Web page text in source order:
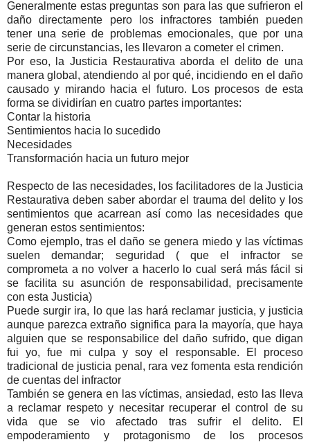
Generalmente estas preguntas son para las que sufrieron el
daño directamente pero los infractores también pueden
tener una serie de problemas emocionales, que por una
serie de circunstancias, les llevaron a cometer el crimen.
Por eso, la Justicia Restaurativa aborda el delito de una
manera global, atendiendo al por qué, incidiendo en el daño
causado y mirando hacia el futuro. Los procesos de esta
forma se dividirían en cuatro partes importantes:
Contar la historia
Sentimientos hacia lo sucedido
Necesidades
Transformación hacia un futuro mejor
Respecto de las necesidades, los facilitadores de la Justicia
Restaurativa deben saber abordar el trauma del delito y los
sentimientos que acarrean así como las necesidades que
generan estos sentimientos:
Como ejemplo, tras el daño se genera miedo y las víctimas
suelen demandar; seguridad ( que el infractor se
comprometa a no volver a hacerlo lo cual será más fácil si
se facilita su asunción de responsabilidad, precisamente
con esta Justicia)
Puede surgir ira, lo que las hará reclamar justicia, y justicia
aunque parezca extraño significa para la mayoría, que haya
alguien que se responsabilice del daño sufrido, que digan
fui yo, fue mi culpa y soy el responsable. El proceso
tradicional de justicia penal, rara vez fomenta esta rendición
de cuentas del infractor
También se genera en las víctimas, ansiedad, esto las lleva
a reclamar respeto y necesitar recuperar el control de su
vida que se vio afectado tras sufrir el delito. El
empoderamiento y protagonismo de los procesos